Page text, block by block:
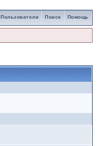
Помощь
Поиск
Пользователи